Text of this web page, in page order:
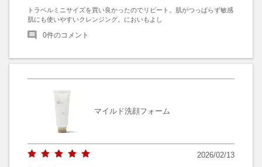
トラベルミニサイズを買い良かったのでリピート。肌がつっぱらず敏感
肌にも使いやすいクレンジング。においもよし
0件のコメント
マイルド洗顔フォーム
2026/02/13